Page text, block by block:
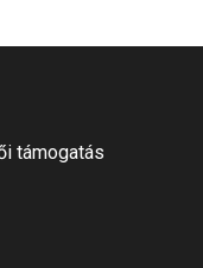
támogatás